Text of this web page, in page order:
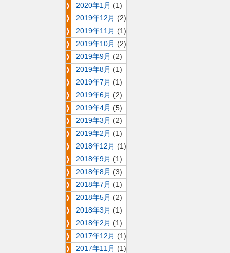
2020年1月 (1)
2019年12月 (2)
2019年11月 (1)
2019年10月 (2)
2019年9月 (2)
2019年8月 (1)
2019年7月 (1)
2019年6月 (2)
2019年4月 (5)
2019年3月 (2)
2019年2月 (1)
2018年12月 (1)
2018年9月 (1)
2018年8月 (3)
2018年7月 (1)
2018年5月 (2)
2018年3月 (1)
2018年2月 (1)
2017年12月 (1)
2017年11月 (1)